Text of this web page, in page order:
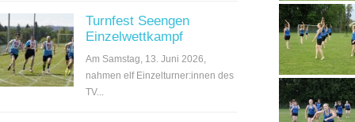
Turnfest Seengen
Einzelwettkampf
Am Samstag, 13. Juni 2026,
nahmen elf Einzelturner:innen des
TV...